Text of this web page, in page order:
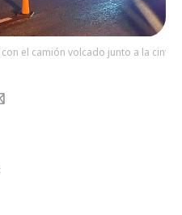
el camión volcado junto a la cinta